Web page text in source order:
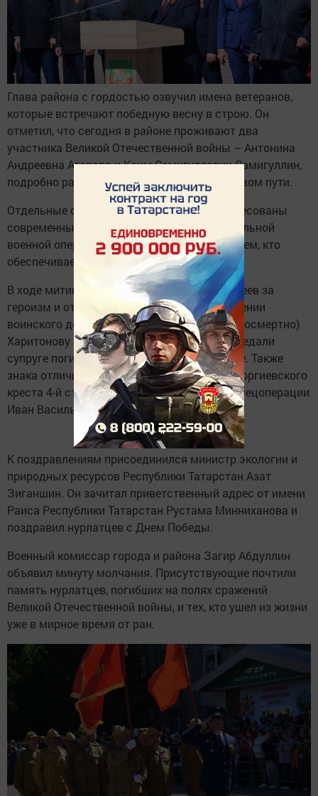
Глава района с гордостью озвучил имена ветеранов,
которые встречают победную весну в строю. Он
отметил, что сегодня в районе проживают два
участника Великой Отечественной войны – Антонина
Андреевна Агапова и Каим Самигуллович Самигуллин,
подробно рассказав об их героическом боевом пути.
Отдельные слова благодарности были адресованы
современным героям – участникам специальной
военной операции, а также волонтерам и всем, кто
обеспечивает надежный тыл.
В ходе митинга глава района Дамир Ишкинеев за
героизм и отвагу, проявленные при выполнении
воинского долга, вручил орден Мужества (посмертно)
Харитонову Сергею Петровичу. Награду передали
супруге погибшего бойца Татьяне Сергеевне. Также
знака отличия ордена Святого Георгия – Георгиевского
креста 4-й степени был удостоен ветеран спецоперации
Иван Васильев.
К поздравлениям присоединился министр экологии и
природных ресурсов Республики Татарстан Азат
Зиганшин. Он зачитал приветственный адрес от имени
Раиса Республики Татарстан Рустама Минниханова и
поздравил нурлатцев с Днем Победы.
Военный комиссар города и района Загир Абдуллин
объявил минуту молчания. Присутствующие почтили
память нурлатцев, погибших на полях сражений
Великой Отечественной войны, и тех, кто ушел из жизни
уже в мирное время от ран.